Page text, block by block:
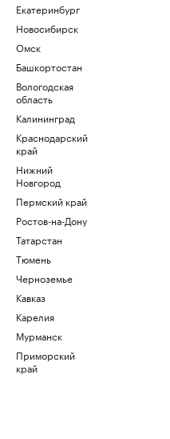
Екатеринбург
Новосибирск
Омск
Башкортостан
Вологодская
область
Калининград
Краснодарский
край
Нижний
Новгород
Пермский край
Ростов-на-Дону
Татарстан
Тюмень
Черноземье
Кавказ
Карелия
Мурманск
Приморский
край